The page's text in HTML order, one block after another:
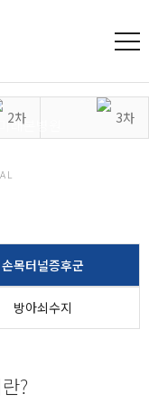
미래본병원
손목터널증후군
방아쇠수지
?